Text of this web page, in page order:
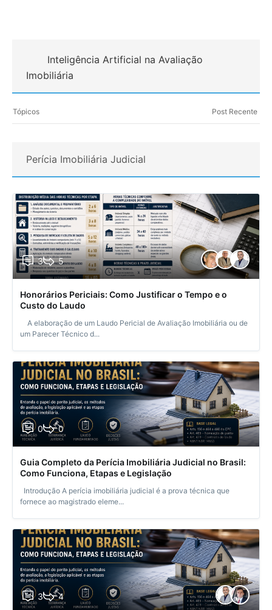
Inteligência Artificial na Avaliação
Imobiliária
Tópicos Post Recente
Perícia Imobiliária Judicial
3 5
Honorários Periciais: Como Justificar o Tempo e o
Custo do Laudo
A elaboração de um Laudo Pericial de Avaliação Imobiliária ou de
um Parecer Técnico d...
0 0
Guia Completo da Perícia Imobiliária Judicial no Brasil:
Como Funciona, Etapas e Legislação
Introdução A perícia imobiliária judicial é a prova técnica que
fornece ao magistrado eleme...
3 4